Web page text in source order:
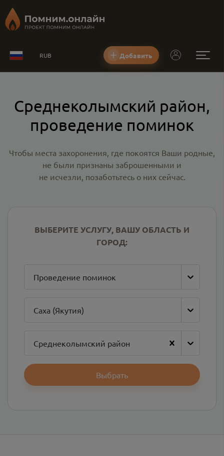
RUB Добавить
Среднеколымский район,
проведение поминок
Чтобы места захоронения, где покоятся Ваши родные,
не были признаны заброшенными и
не исчезли, позаботьтесь о них сейчас.
ВЫБЕРИТЕ УСЛУГУ, ВАШУ ОБЛАСТЬ И
ГОРОД:
Проведение поминок
Саха (Якутия)
Среднеколымский район
Выбрать